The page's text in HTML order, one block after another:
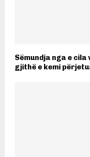
Sëmundja nga e cila
gjithë e kemi